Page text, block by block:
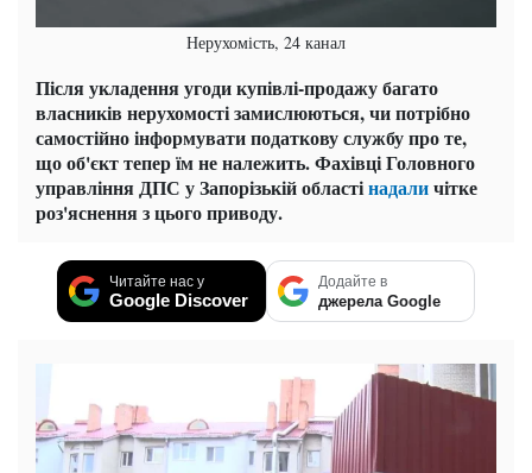
Нерухомість, 24 канал
Після укладення угоди купівлі-продажу багато
власників нерухомості замислюються, чи потрібно
самостійно інформувати податкову службу про те,
що об'єкт тепер їм не належить. Фахівці Головного
управління ДПС у Запорізькій областінадаличітке
роз'яснення з цього приводу.
Читайте нас у
Google Discover
Додайте в
джерела Google